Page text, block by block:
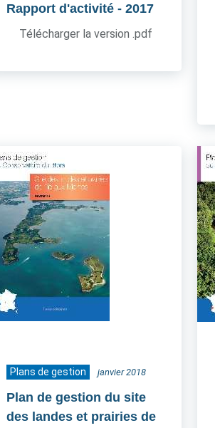
Rapport d'activité - 2017
Télécharger la version .pdf
Plans de gestion janvier 2018
Plan de gestion du site
des landes et prairies de